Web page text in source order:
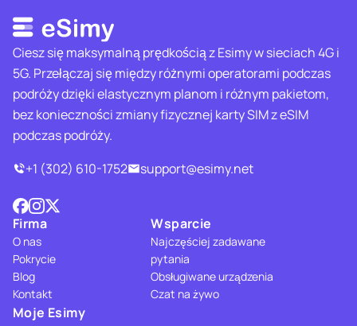
Ciesz się maksymalną prędkością z Esimy w sieciach 4G i
5G. Przełączaj się między różnymi operatorami podczas
podróży dzięki elastycznym planom i różnym pakietom,
bez konieczności zmiany fizycznej karty SIM z eSIM
podczas podróży.
+1 (302) 610-1752
support@esimy.net
Firma
O nas
Pokrycie
Blog
Kontakt
Wsparcie
Najczęściej zadawane
pytania
Obsługiwane urządzenia
Czat na żywo
Moje Esimy